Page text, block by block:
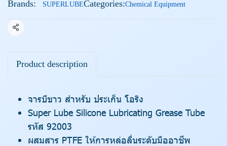
Brands:
SUPERLUBECategories:Chemical Equipment
Share
Product description
จารบีขาว สำหรับ ประเก็น โอริง
Super Lube Silicone Lubricating Grease Tube
รหัส 92003
ผสมสาร PTFE ให้การหล่อลื่นระดับมืออาชีพ